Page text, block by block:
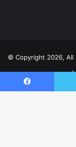
© Copyright 2026, All
Facebook Twitter